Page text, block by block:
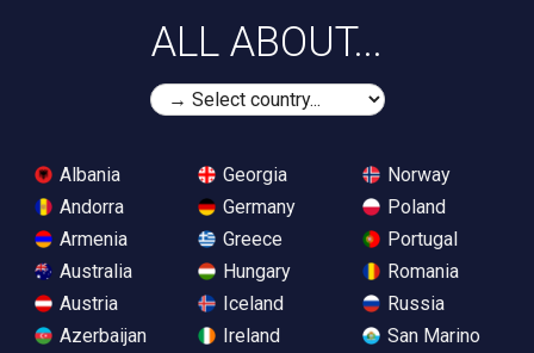
ALL ABOUT...
Albania
Andorra
Armenia
Australia
Austria
Azerbaijan
Georgia
Germany
Greece
Hungary
Iceland
Ireland
Norway
Poland
Portugal
Romania
Russia
San Marino